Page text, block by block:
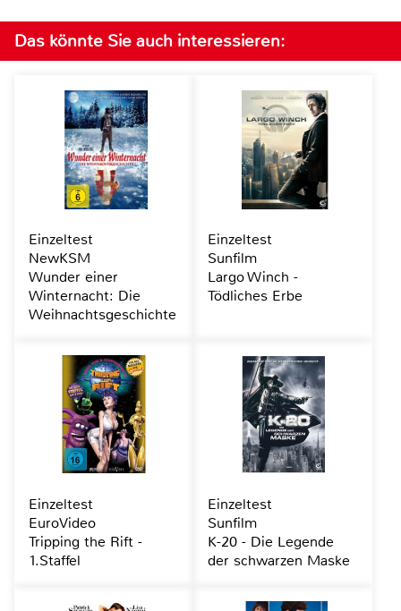
Das könnte Sie auch interessieren:
Einzeltest
NewKSM
Wunder einer
Winternacht: Die
Weihnachtsgeschichte
Einzeltest
Sunfilm
Largo Winch -
Tödliches Erbe
Einzeltest
EuroVideo
Tripping the Rift -
1.Staffel
Einzeltest
Sunfilm
K-20 - Die Legende
der schwarzen Maske